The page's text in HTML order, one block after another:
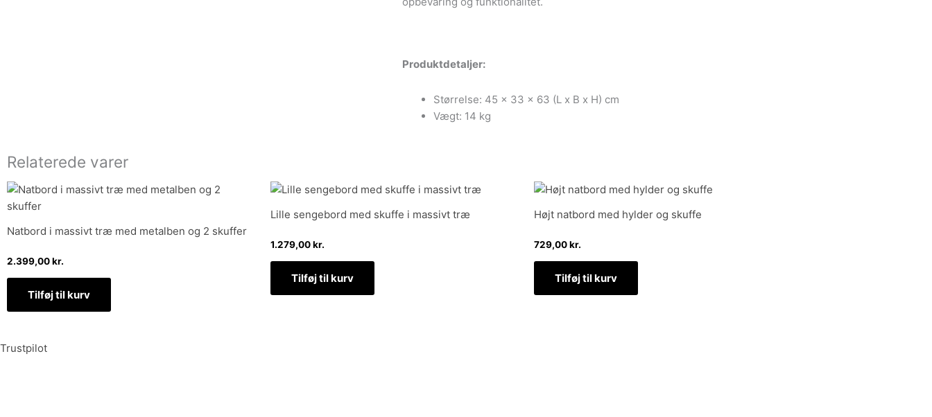
Produktdetaljer:
Størrelse: 45 x 33 x 63 (L x B x H) cm
Vægt: 14 kg
Relaterede varer
Natbord i massivt træ med metalben og 2 skuffer
2.399,00kr.
Tilføj til kurv
Lille sengebord med skuffe i massivt træ
1.279,00kr.
Tilføj til kurv
Højt natbord med hylder og skuffe
729,00kr.
Tilføj til kurv
Trustpilot